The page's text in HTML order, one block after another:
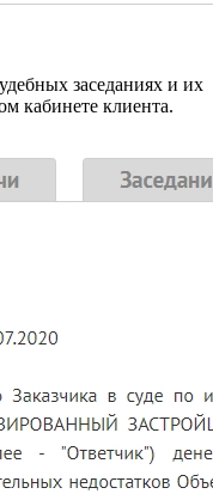
заседаниях и их
кабинете клиента.